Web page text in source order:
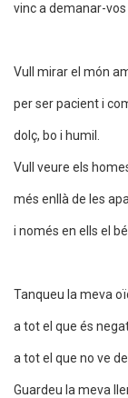
vinc a demanar-
Vull mirar el món
per ser pacient i
dolç, bo i humil.
Vull veure els
més enllà de les
i només en ells el
Tanqueu la meva
a tot el que és
a tot el que no ve
Guardeu la meva